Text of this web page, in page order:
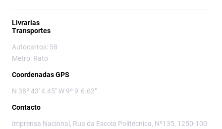
Livrarias
Transportes
Autocarros: 58
Metro: Rato
Coordenadas GPS
N 38º 43' 4.45" W 9º 9' 6.62"
Contacto
Imprensa Nacional, Rua da Escola Politécnica, Nº135, 1250-100